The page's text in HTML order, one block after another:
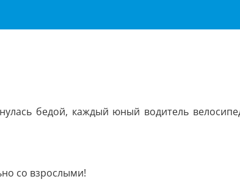
бедой, каждый юный водитель
со взрослыми!